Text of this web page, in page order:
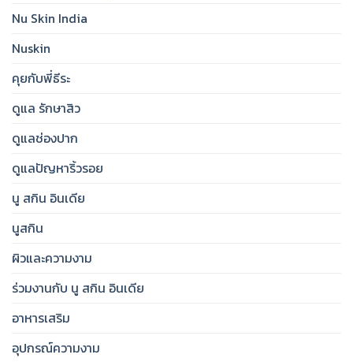
Nu Skin India
Nuskin
คุยกับพี่ธีระ
ดูแล รักษาสิว
ดูแลช่องปาก
ดูแลปัญหาริ้วรอย
นู สกิน อินเดีย
นูสกิน
ผิวและความงาม
ร่วมงานกับ นู สกิน อินเดีย
อาหารเสริม
อุปกรณ์ความงาม